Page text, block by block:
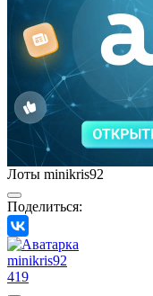
Лоты minikris92
Поделиться:
minikris92
419